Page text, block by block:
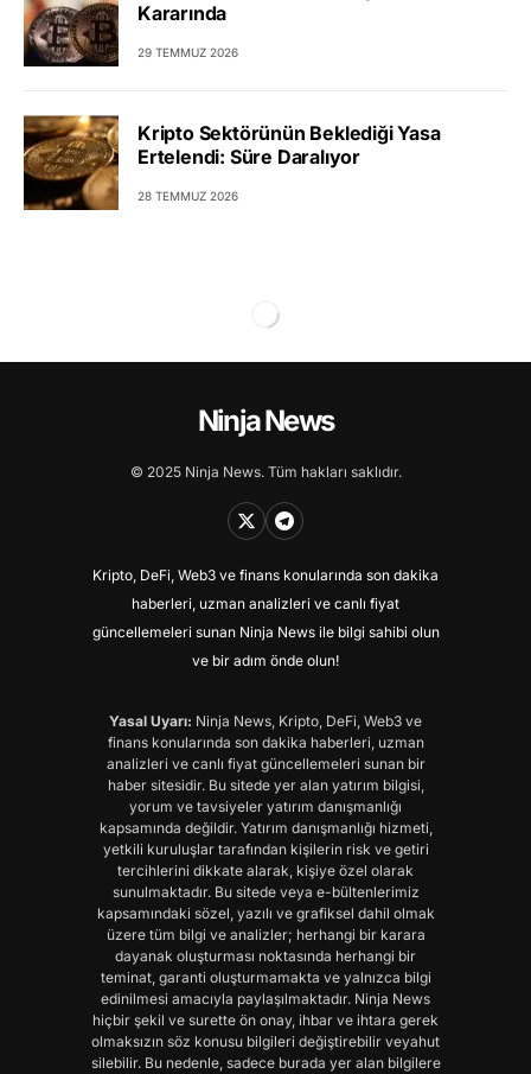
Kararında
29 TEMMUZ 2026
Kripto Sektörünün Beklediği Yasa
Ertelendi: Süre Daralıyor
28 TEMMUZ 2026
Ninja News
© 2025 Ninja News. Tüm hakları saklıdır.
Kripto, DeFi, Web3 ve finans konularında son dakika
haberleri, uzman analizleri ve canlı fiyat
güncellemeleri sunan Ninja News ile bilgi sahibi olun
ve bir adım önde olun!
Yasal Uyarı: Ninja News, Kripto, DeFi, Web3 ve
finans konularında son dakika haberleri, uzman
analizleri ve canlı fiyat güncellemeleri sunan bir
haber sitesidir. Bu sitede yer alan yatırım bilgisi,
yorum ve tavsiyeler yatırım danışmanlığı
kapsamında değildir. Yatırım danışmanlığı hizmeti,
yetkili kuruluşlar tarafından kişilerin risk ve getiri
tercihlerini dikkate alarak, kişiye özel olarak
sunulmaktadır. Bu sitede veya e-bültenlerimiz
kapsamındaki sözel, yazılı ve grafiksel dahil olmak
üzere tüm bilgi ve analizler; herhangi bir karara
dayanak oluşturması noktasında herhangi bir
teminat, garanti oluşturmamakta ve yalnızca bilgi
edinilmesi amacıyla paylaşılmaktadır. Ninja News
hiçbir şekil ve surette ön onay, ihbar ve ihtara gerek
olmaksızın söz konusu bilgileri değiştirebilir veyahut
silebilir. Bu nedenle, sadece burada yer alan bilgilere